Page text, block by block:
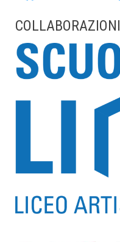
COLLABORAZIONI